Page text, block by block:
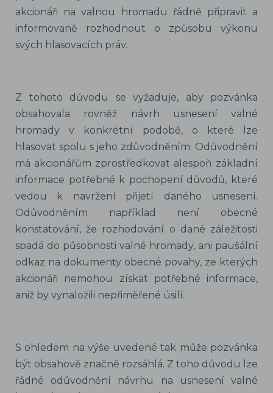
akcionáři na valnou hromadu řádně připravit a
informovaně rozhodnout o způsobu výkonu
svých hlasovacích práv.
Z tohoto důvodu se vyžaduje, aby pozvánka
obsahovala rovněž návrh usnesení valné
hromady v konkrétní podobě, o které lze
hlasovat spolu s jeho zdůvodněním. Odůvodnění
má akcionářům zprostředkovat alespoň základní
informace potřebné k pochopení důvodů, které
vedou k navržení přijetí daného usnesení.
Odůvodněním například není obecné
konstatování, že rozhodování o dané záležitosti
spadá do působnosti valné hromady, ani paušální
odkaz na dokumenty obecné povahy, ze kterých
akcionáři nemohou získat potřebné informace,
aniž by vynaložili nepřiměřené úsilí.
S ohledem na výše uvedené tak může pozvánka
být obsahově značně rozsáhlá. Z toho důvodu lze
řádné odůvodnění návrhu na usnesení valné